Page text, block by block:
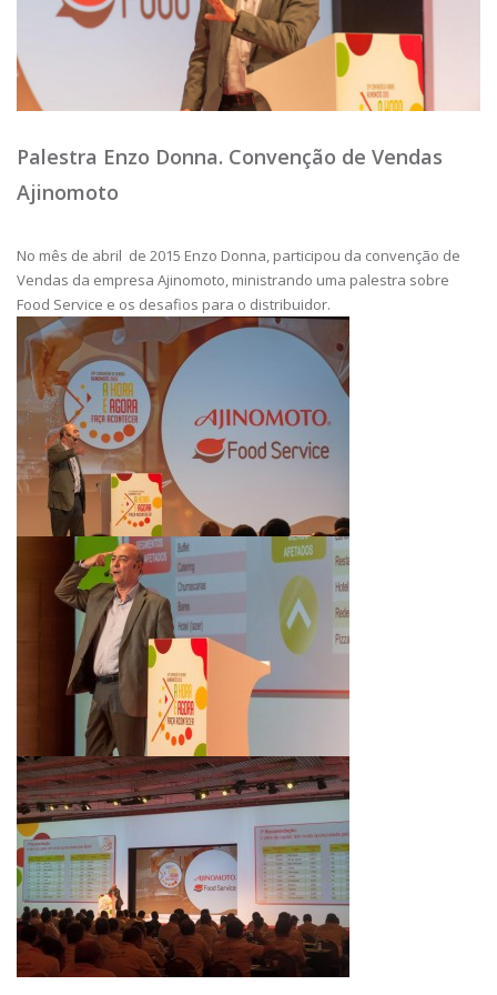
Palestra Enzo Donna. Convenção de Vendas
Ajinomoto
No mês de abril de 2015 Enzo Donna, participou da convenção de
Vendas da empresa Ajinomoto, ministrando uma palestra sobre
Food Service e os desafios para o distribuidor.